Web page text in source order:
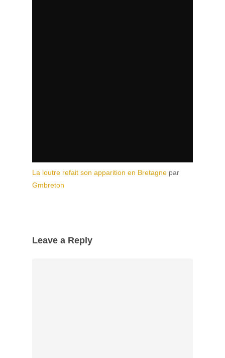
La loutre refait son apparition en Bretagne par
Gmbreton
Leave a Reply